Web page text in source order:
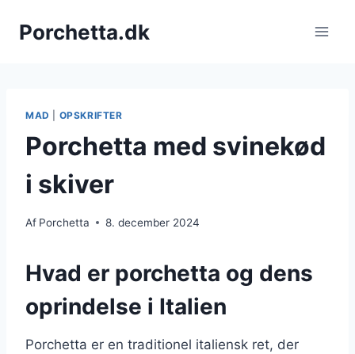
Porchetta.dk
MAD OPSKRIFTER
Porchetta med svinekød
i skiver
Af Porchetta 8. december 2024
Hvad er porchetta og dens
oprindelse i Italien
Porchetta er en traditionel italiensk ret, der